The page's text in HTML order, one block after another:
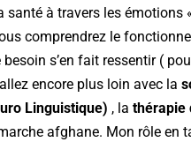
santé à travers les émotions
comprendrez le
s’en fait ressentir (
encore plus loin avec la
Linguistique) , la thérapie
afghane. Mon rôle en